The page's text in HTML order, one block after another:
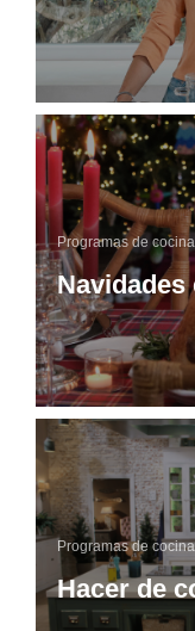
Navidades
Programas de cocina
Hacer de
Programas de cocina